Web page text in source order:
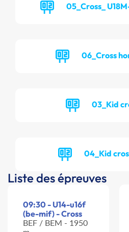
05_Cross_
06_Cross
03_Kid
04_Kid
Liste des épreuves
09:30 - U14-u16f
(be-mif) - Cross
BEF / BEM - 1950